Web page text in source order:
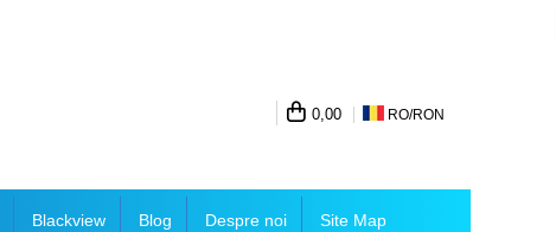
0,00 RO/RON
Blackview Blog Despre noi Site Map